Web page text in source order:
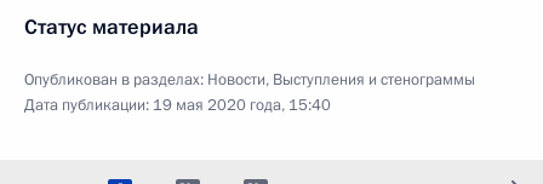
Статус материала
Опубликован в разделах: Новости, Выступления и стенограммы
Дата публикации: 19 мая 2020 года, 15:40